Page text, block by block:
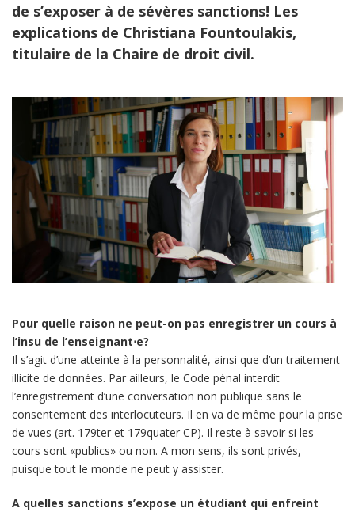
de s’exposer à de sévères sanctions! Les
explications de Christiana Fountoulakis,
titulaire de la Chaire de droit civil.
Pour quelle raison ne peut-on pas enregistrer un cours à
l’insu de l’enseignant⋅e?
Il s’agit d’une atteinte à la personnalité, ainsi que d’un traitement
illicite de données. Par ailleurs, le Code pénal interdit
l’enregistrement d’une conversation non publique sans le
consentement des interlocuteurs. Il en va de même pour la prise
de vues (art. 179ter et 179quater CP). Il reste à savoir si les
cours sont «publics» ou non. A mon sens, ils sont privés,
puisque tout le monde ne peut y assister.
A quelles sanctions s’expose un étudiant qui enfreint